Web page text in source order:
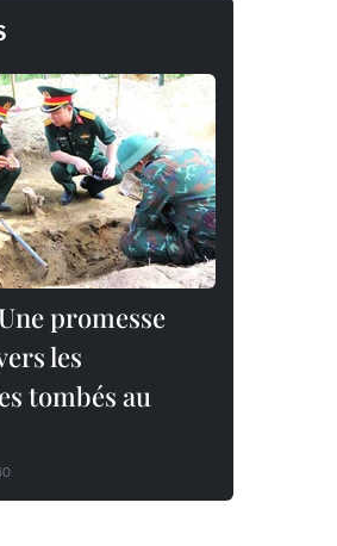
promesse
les
tombés au